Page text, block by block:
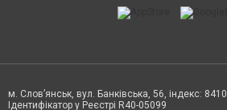
м. Слов’янськ, вул. Банківська, 56, індекс:
Ідентифікатор у Реєстрі R40-05099